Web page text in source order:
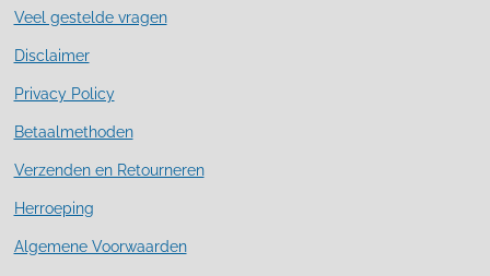
Veel gestelde vragen
Disclaimer
Privacy Policy
Betaalmethoden
Verzenden en Retourneren
Herroeping
Algemene Voorwaarden